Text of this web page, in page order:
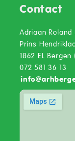
Contact
Adriaan Roland
Prins
1862 EL Bergen
072 581 36 13
info@